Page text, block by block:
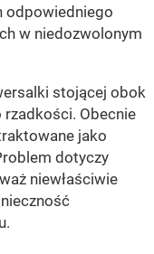
odpowiedniego
w niedozwolonym
stojącej obok
rzadkości. Obecnie
jako
dotyczy
niewłaściwie